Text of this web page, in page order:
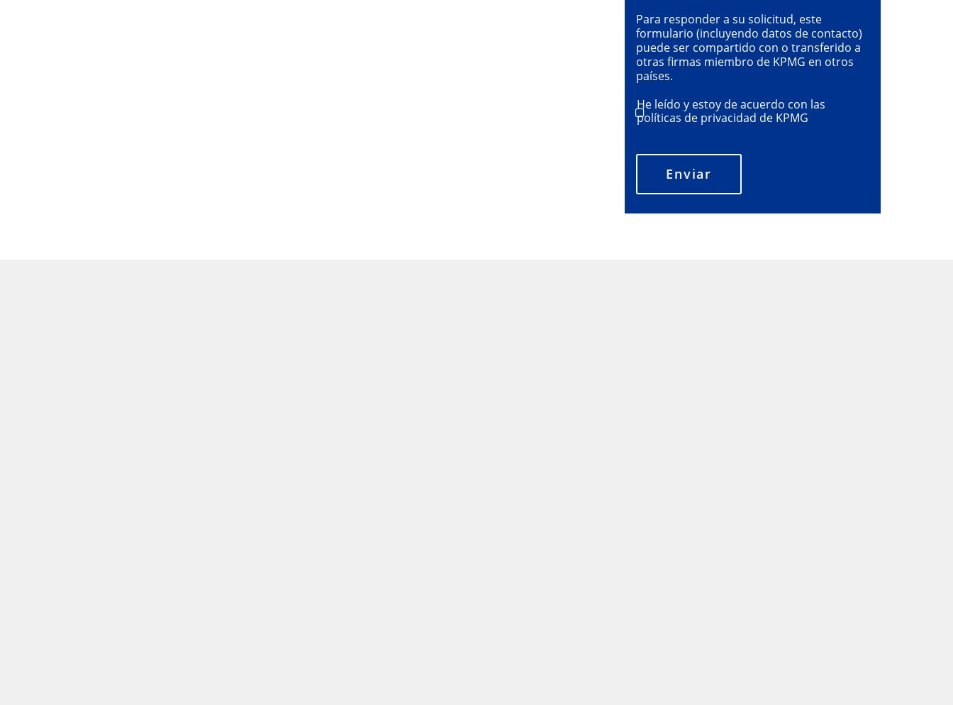
Para responder a su solicitud, este
formulario (incluyendo datos de contacto)
puede ser compartido con o transferido a
otras firmas miembro de KPMG en otros
países.
He leído y estoy de acuerdo con las
políticas de privacidad de KPMG